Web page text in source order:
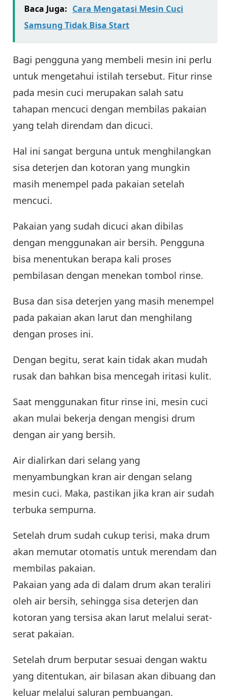
Baca Juga: Cara Mengatasi Mesin Cuci
Samsung Tidak Bisa Start
Bagi pengguna yang membeli mesin ini perlu
untuk mengetahui istilah tersebut. Fitur rinse
pada mesin cuci merupakan salah satu
tahapan mencuci dengan membilas pakaian
yang telah direndam dan dicuci.
Hal ini sangat berguna untuk menghilangkan
sisa deterjen dan kotoran yang mungkin
masih menempel pada pakaian setelah
mencuci.
Pakaian yang sudah dicuci akan dibilas
dengan menggunakan air bersih. Pengguna
bisa menentukan berapa kali proses
pembilasan dengan menekan tombol rinse.
Busa dan sisa deterjen yang masih menempel
pada pakaian akan larut dan menghilang
dengan proses ini.
Dengan begitu, serat kain tidak akan mudah
rusak dan bahkan bisa mencegah iritasi kulit.
Saat menggunakan fitur rinse ini, mesin cuci
akan mulai bekerja dengan mengisi drum
dengan air yang bersih.
Air dialirkan dari selang yang
menyambungkan kran air dengan selang
mesin cuci. Maka, pastikan jika kran air sudah
terbuka sempurna.
Setelah drum sudah cukup terisi, maka drum
akan memutar otomatis untuk merendam dan
membilas pakaian.
Pakaian yang ada di dalam drum akan teraliri
oleh air bersih, sehingga sisa deterjen dan
kotoran yang tersisa akan larut melalui serat-
serat pakaian.
Setelah drum berputar sesuai dengan waktu
yang ditentukan, air bilasan akan dibuang dan
keluar melalui saluran pembuangan.